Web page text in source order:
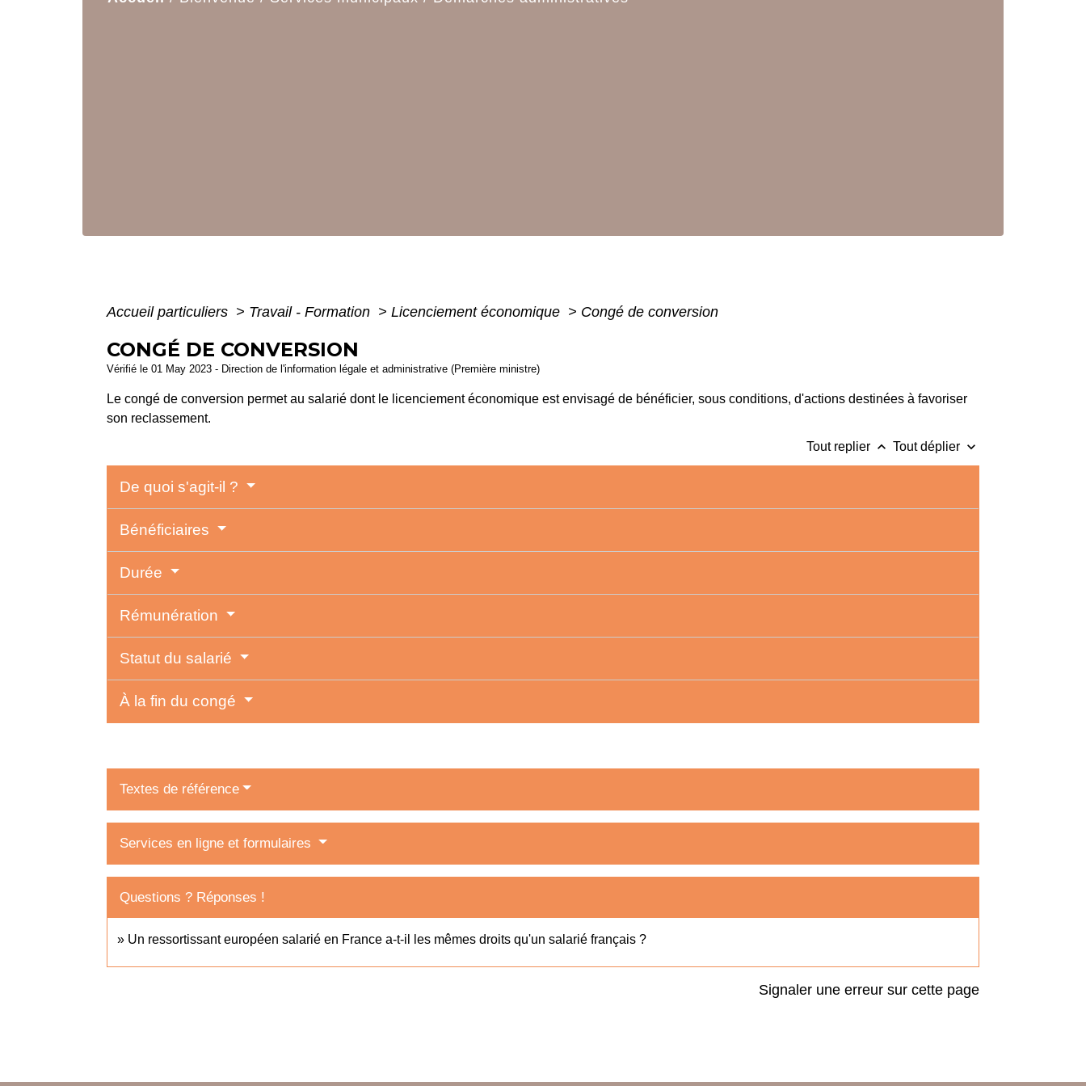
Accueil particuliers > Travail - Formation > Licenciement économique > Congé de conversion
CONGÉ DE CONVERSION
Vérifié le 01 May 2023 - Direction de l'information légale et administrative (Première ministre)
Le congé de conversion permet au salarié dont le licenciement économique est envisagé de bénéficier, sous conditions, d'actions destinées à favoriser
son reclassement.
Tout replier keyboard_arrow_up Tout déplier keyboard_arrow_down
De quoi s'agit-il ?
Bénéficiaires
Durée
Rémunération
Statut du salarié
À la fin du congé
Textes de référence
Services en ligne et formulaires
Questions ? Réponses !
Un ressortissant européen salarié en France a-t-il les mêmes droits qu'un salarié français ?
Signaler une erreur sur cette page